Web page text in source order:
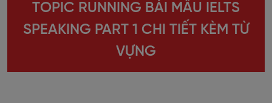
TOPIC RUNNING BÀI MẪU IELTS
SPEAKING PART 1 CHI TIẾT KÈM TỪ
VỰNG